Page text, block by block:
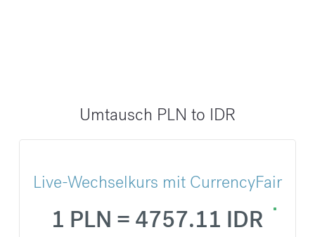
Umtausch PLN to IDR
Live-Wechselkurs mit CurrencyFair
1 PLN = 4757.11 IDR